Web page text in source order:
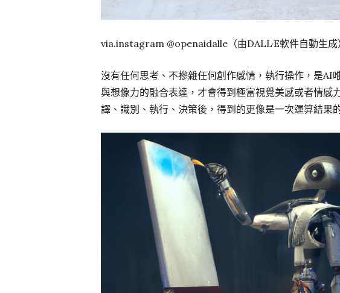
via.instagram @openaidalle（由DALL·E軟件自動生成
沒有任何思考、不摻雜任何創作感情，執行操作，是AI
與想像力的融合表達，才會得到極富視覺美感或者情感
譯、識別、執行、決策後，得到的更像是一次運算結果